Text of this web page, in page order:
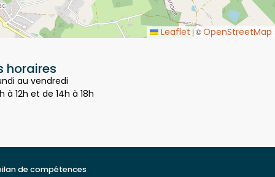
Leaflet|© OpenStreetMap
au vendredi
à 12h et de 14h à 18h